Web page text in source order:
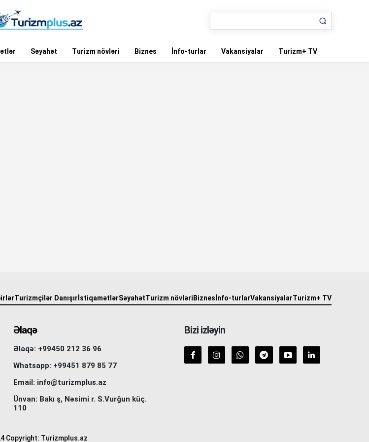
Səyahət Turizm növləri Biznes İnfo-turlar Vakansiyalar Turizm+ TV
Turizmçilər Danışır İstiqamətlərSəyahətTurizm növləri Biznes İnfo-turlarVakansiyalarTurizm+ TV
Əlaqə
Əlaqə: +99450 212 36 96
Whatsapp: +99451 879 85 77
Email: info@turizmplus.az
Ünvan: Bakı ş, Nəsimi r. S.Vurğun küç.
110
Bizi izləyin
Copyright: Turizmplus.az